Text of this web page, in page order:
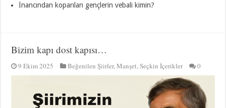
İnancından koparılan gençlerin vebali kimin?
Bizim kapı dost kapısı…
9 Ekim 2025 Beğenilen Şiirler,Manşet,Seçkin İçerikler 0